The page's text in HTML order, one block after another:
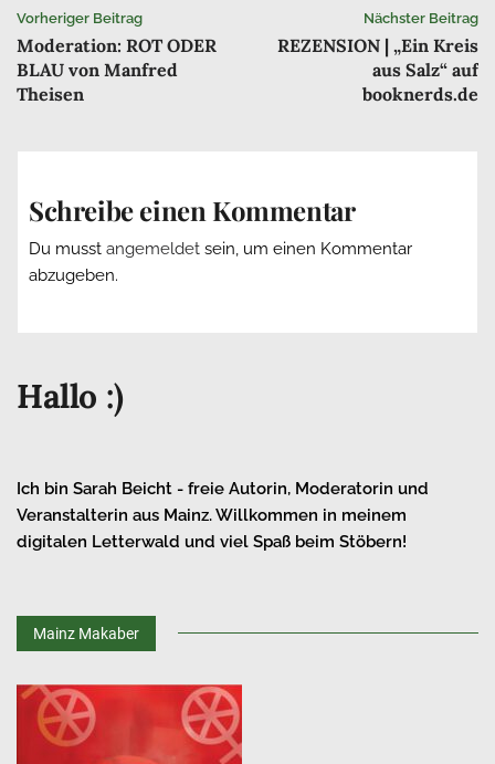
Beitrags-
Navigation
Vorheriger Beitrag
Moderation: ROT ODER
BLAU von Manfred
Theisen
Nächster Beitrag
REZENSION | „Ein Kreis
aus Salz“ auf
booknerds.de
Schreibe einen Kommentar
Du musst angemeldet sein, um einen Kommentar
abzugeben.
Hallo :)
Ich bin Sarah Beicht - freie Autorin, Moderatorin und
Veranstalterin aus Mainz. Willkommen in meinem
digitalen Letterwald und viel Spaß beim Stöbern!
Mainz Makaber